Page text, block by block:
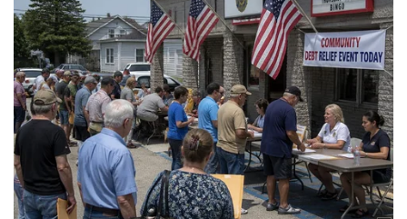
Pháp luật
Vụ án
Quân sự - Quốc phòng
Vũ khí